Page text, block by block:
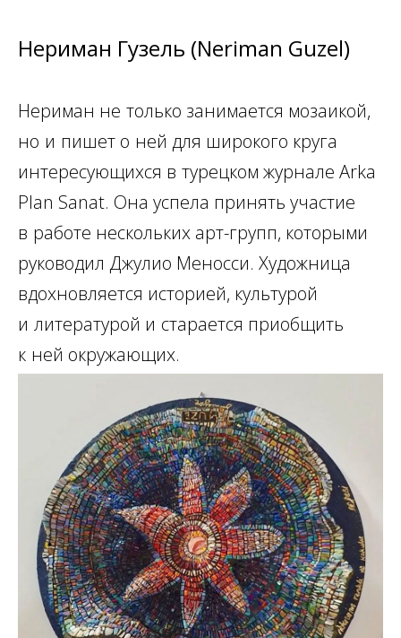
Нериман Гузель (Neriman Guzel)
Нериман не только занимается мозаикой,
но и пишет о ней для широкого круга
интересующихся в турецком журнале Arka
Plan Sanat. Она успела принять участие
в работе нескольких арт-групп, которыми
руководил Джулио Меносси. Художница
вдохновляется историей, культурой
и литературой и старается приобщить
к ней окружающих.